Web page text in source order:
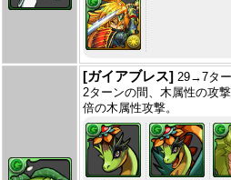
[ガイアブレス] 29→7タ
2ターンの間、木属性の攻
倍の木属性攻撃。